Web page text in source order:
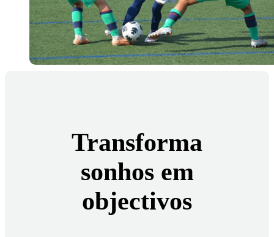
Transforma
sonhos em
objectivos